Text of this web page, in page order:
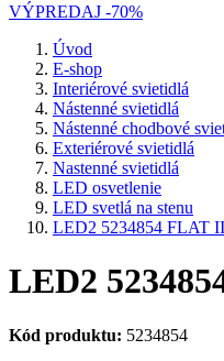
VÝPREDAJ -70%
Úvod
E-shop
Interiérové svietidlá
Nástenné svietidlá
Nástenné chodbové
Exteriérové svietidlá
Nastenné svietidlá
LED osvetlenie
LED svetlá na stenu
LED2 5234854 FLAT
LED2
Kód produktu: 5234854